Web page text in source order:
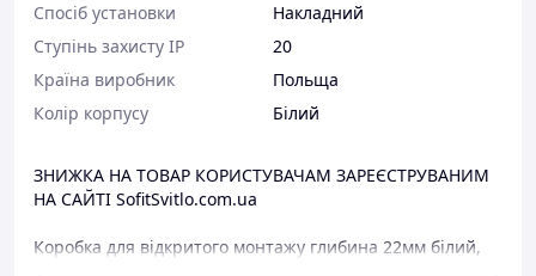
Спосіб установки
Накладний
Ступінь захисту IP
20
Країна виробник
Польща
Колір корпусу
Білий
ЗНИЖКА НА ТОВАР КОРИСТУВАЧАМ ЗАРЕЄСТРУВАНИМ
НА САЙТІ SofitSvitlo.com.ua
Коробка для відкритого монтажу глибина 22мм білий,